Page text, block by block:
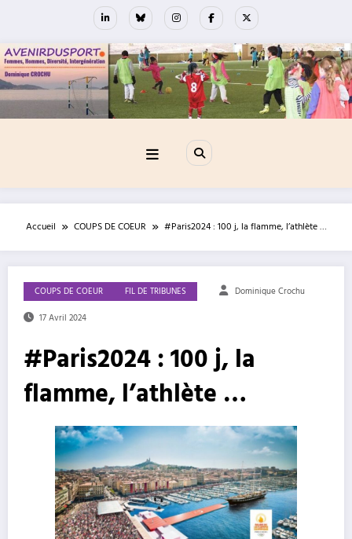
Accueil COUPS DE COEUR #Paris2024 : 100 j, la flamme, l’athlète …
COUPS DE COEUR FIL DE TRIBUNES Dominique Crochu
17 Avril 2024
#Paris2024 : 100 j, la
flamme, l’athlète …